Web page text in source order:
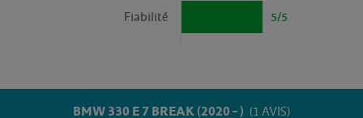
5/5
Fiabilité
BMW 330 E 7 BREAK (2020 - ) (1 AVIS)